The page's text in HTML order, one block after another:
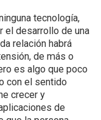
tecnología,
el desarrollo de una
relación habrá
de más o
es algo que poco
con el sentido
crecer y
de